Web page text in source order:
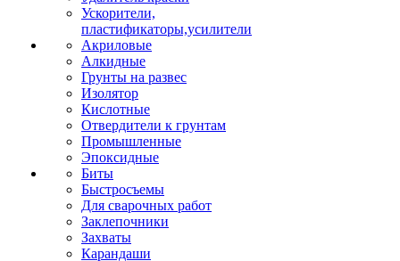
Ускорители,
пластификаторы,усилители
Акриловые
Алкидные
Грунты на развес
Изолятор
Кислотные
Отвердители к грунтам
Промышленные
Эпоксидные
Биты
Быстросъемы
Для сварочных работ
Заклепочники
Захваты
Карандаши